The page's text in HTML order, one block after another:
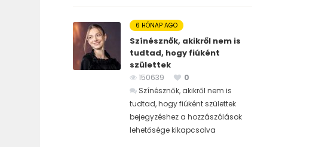
6 HÓNAP AGO
Színésznők, akikről nem is
tudtad, hogy fiúként
születtek
150639
0
Színésznők, akikről nem is
tudtad, hogy fiúként születtek
bejegyzéshez a hozzászólások
lehetősége kikapcsolva